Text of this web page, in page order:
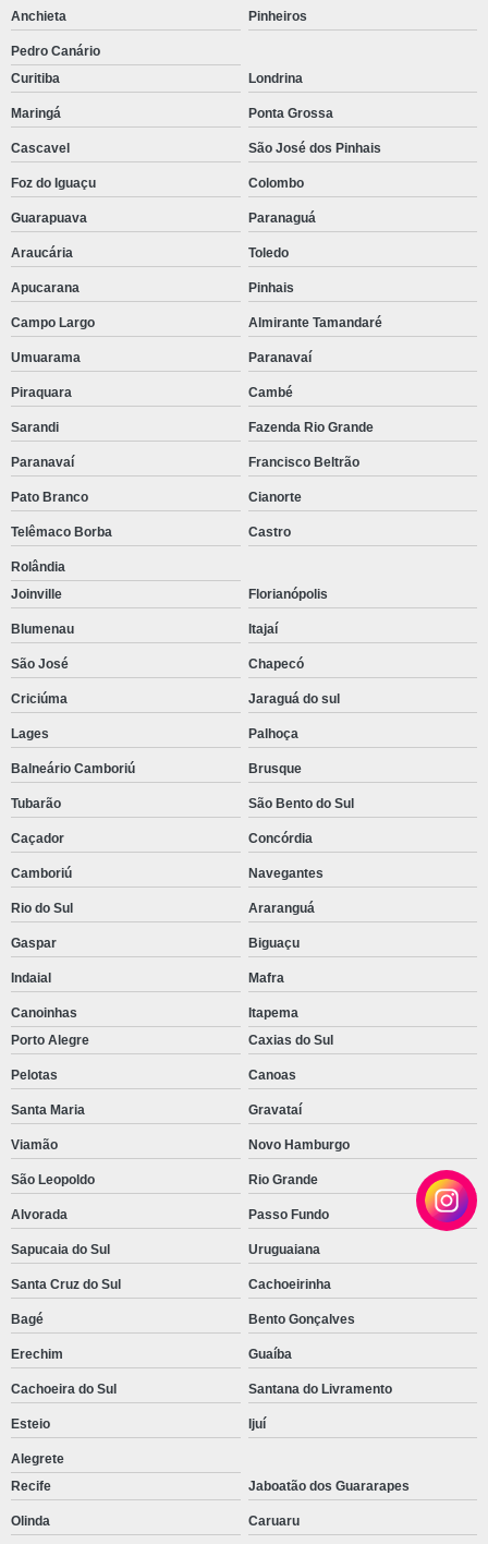
Anchieta Pinheiros
Pedro Canário
Curitiba
Londrina
Maringá Ponta Grossa
Cascavel São José dos Pinhais
Foz do Iguaçu Colombo
Guarapuava Paranaguá
Araucária Toledo
Apucarana Pinhais
Campo Largo Almirante Tamandaré
Umuarama Paranavaí
Piraquara Cambé
Sarandi Fazenda Rio Grande
Paranavaí Francisco Beltrão
Pato Branco Cianorte
Telêmaco Borba Castro
Rolândia
Joinville
Florianópolis
Blumenau Itajaí
São José Chapecó
Criciúma Jaraguá do sul
Lages Palhoça
Balneário Camboriú Brusque
Tubarão São Bento do Sul
Caçador Concórdia
Camboriú Navegantes
Rio do Sul Araranguá
Gaspar Biguaçu
Indaial Mafra
Canoinhas
Itapema
Porto Alegre
Caxias do Sul
Pelotas Canoas
Santa Maria Gravataí
Viamão Novo Hamburgo
São Leopoldo Rio Grande
Alvorada Passo Fundo
Sapucaia do Sul Uruguaiana
Santa Cruz do Sul Cachoeirinha
Bagé Bento Gonçalves
Erechim Guaíba
Cachoeira do Sul Santana do Livramento
Esteio Ijuí
Alegrete
Recife
Jaboatão dos Guararapes
Olinda Caruaru